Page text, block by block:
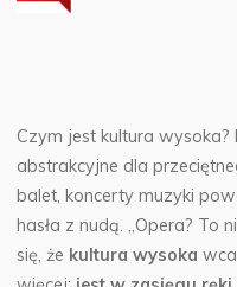
Czym jest kultura wysoka?
abstrakcyjne dla
balet, koncerty muzyki
hasła z nudą. „Opera? To
się, że kultura wysoka